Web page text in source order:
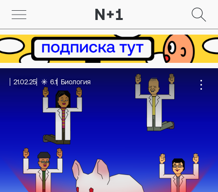
21.02.25 6.1 Биология